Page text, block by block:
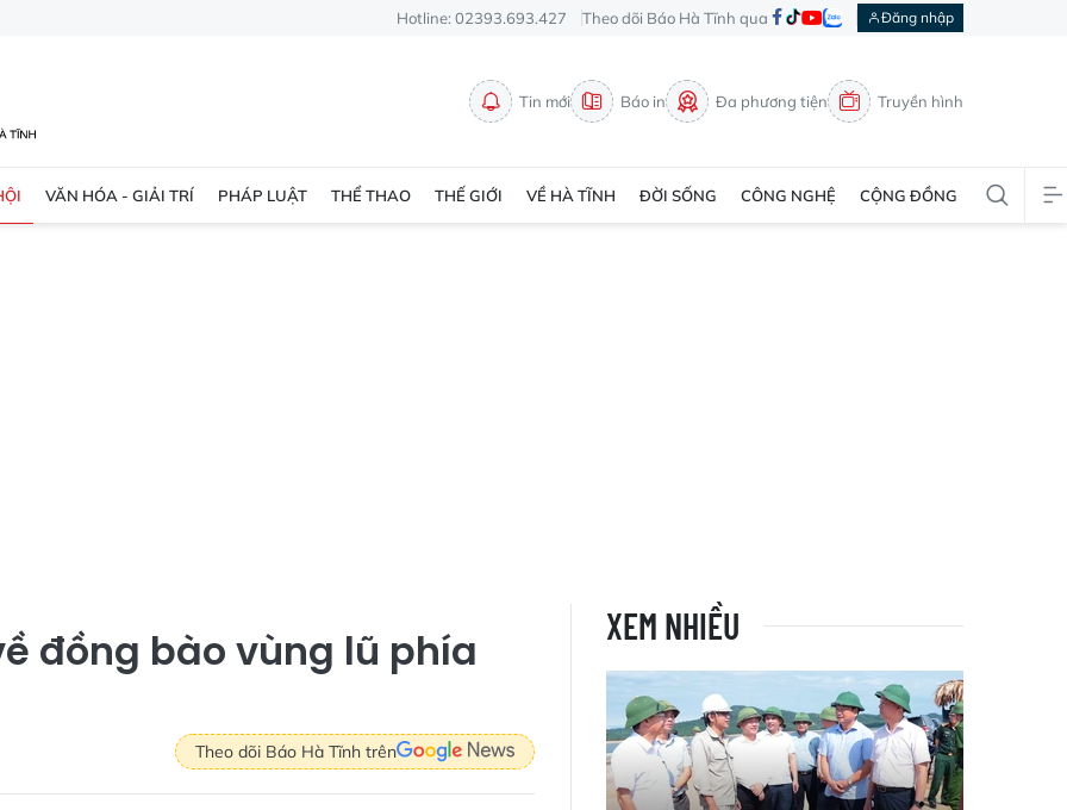
Hotline: 02393.693.427 Theo dõi Báo Hà Tĩnh qua Đăng nhập
Tin mới Báo in Đa phương tiện Truyền hình
VĂN HÓA - GIẢI TRÍ PHÁP LUẬT THỂ THAO THẾ GIỚI VỀ HÀ TĨNH ĐỜI SỐNG CÔNG NGHỆ CỘNG ĐỒNG
đồng bào vùng lũ phía
Theo dõi Báo Hà Tĩnh trên
XEM NHIỀU